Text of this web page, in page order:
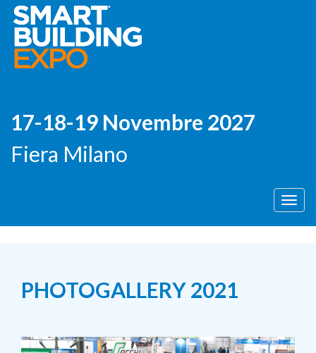
17-18-19 Novembre 2027
Fiera Milano
Menù
PHOTOGALLERY 2021